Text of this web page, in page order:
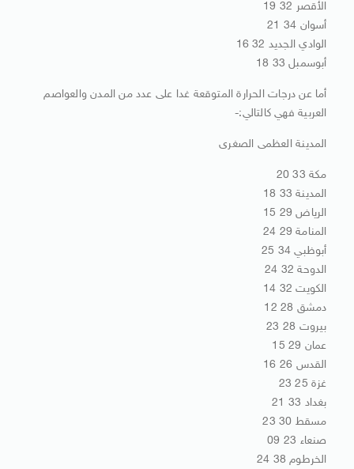
الأقصر 32 19
أسوان 34 21
الوادي الجديد 32 16
أبوسمبل 33 18
أما عن درجات الحرارة المتوقعة غدا على عدد من المدن والعواصم
العربية فهي كالتالي:-
المدينة العظمى الصغرى
مكة 33 20
المدينة 33 18
الرياض 29 15
المنامة 29 24
أبوظبي 34 25
الدوحة 32 24
الكويت 32 14
دمشق 28 12
بيروت 28 23
عمان 29 15
القدس 26 16
غزة 25 23
بغداد 33 21
مسقط 30 23
صنعاء 23 09
الخرطوم 38 24